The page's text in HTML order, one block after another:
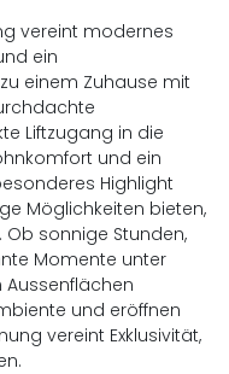
vereint modernes
ein
einem Zuhause mit
Liftzugang in die
und ein
Highlight
Möglichkeiten bieten,
Ob sonnige Stunden,
Momente unter
und eröffnen
vereint Exklusivität,